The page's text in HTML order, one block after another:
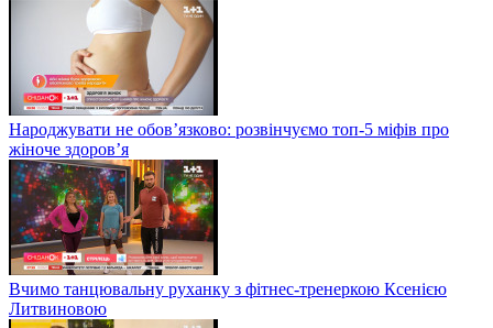
Народжувати не обов’язково: розвінчуємо топ-5 міфів про
жіноче здоров’я
Вчимо танцювальну руханку з фітнес-тренеркою Ксенією
Литвиновою